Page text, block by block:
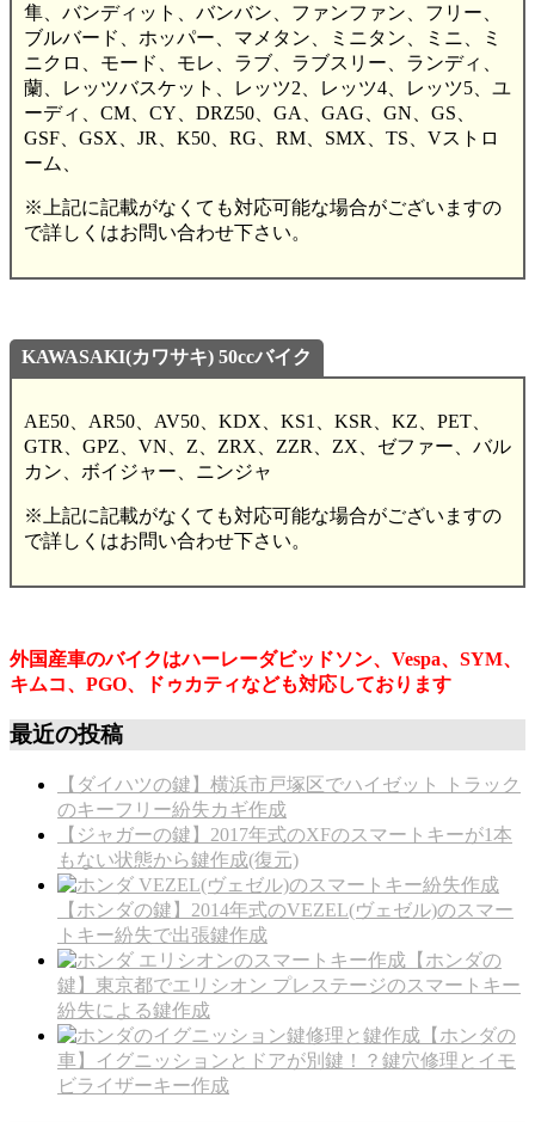
隼、バンディット、バンバン、ファンファン、フリー、
ブルバード、ホッパー、マメタン、ミニタン、ミニ、ミ
ニクロ、モード、モレ、ラブ、ラブスリー、ランディ、
蘭、レッツバスケット、レッツ2、レッツ4、レッツ5、ユ
ーディ、CM、CY、DRZ50、GA、GAG、GN、GS、
GSF、GSX、JR、K50、RG、RM、SMX、TS、Vストロ
ーム、
※上記に記載がなくても対応可能な場合がございますの
で詳しくはお問い合わせ下さい。
KAWASAKI(カワサキ) 50ccバイク
AE50、AR50、AV50、KDX、KS1、KSR、KZ、PET、
GTR、GPZ、VN、Z、ZRX、ZZR、ZX、ゼファー、バル
カン、ボイジャー、ニンジャ
※上記に記載がなくても対応可能な場合がございますの
で詳しくはお問い合わせ下さい。
外国産車のバイクはハーレーダビッドソン、Vespa、SYM、
キムコ、PGO、ドゥカティなども対応しております
最近の投稿
【ダイハツの鍵】横浜市戸塚区でハイゼット トラック
のキーフリー紛失カギ作成
【ジャガーの鍵】2017年式のXFのスマートキーが1本
もない状態から鍵作成(復元)
【ホンダの鍵】2014年式のVEZEL(ヴェゼル)のスマー
トキー紛失で出張鍵作成
【ホンダの
鍵】東京都でエリシオン プレステージのスマートキー
紛失による鍵作成
【ホンダの
車】イグニッションとドアが別鍵！？鍵穴修理とイモ
ビライザーキー作成